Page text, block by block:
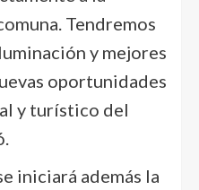
Tendremos
y mejores
oportunidades
y turístico del
iniciará además la